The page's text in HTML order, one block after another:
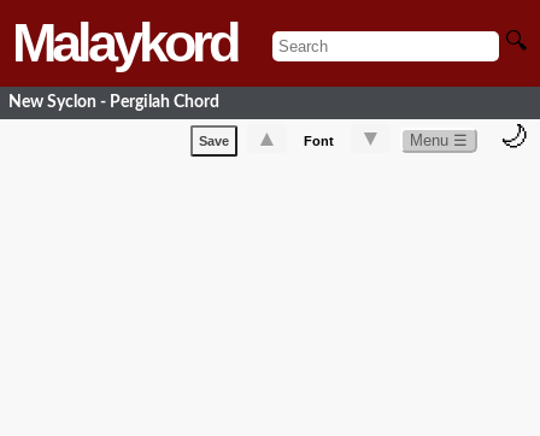
Malaykord 🔍
New Syclon - Pergilah Chord
Save ▲ Font ▼ Menu ☰ 🌙